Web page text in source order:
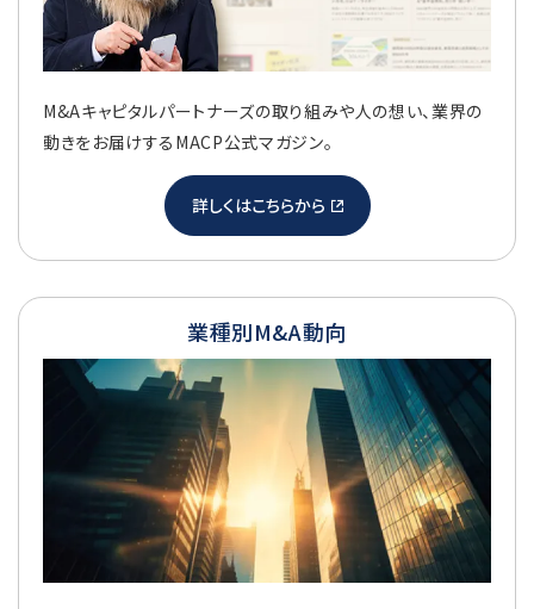
M&Aキャピタルパートナーズの取り組みや人の想い、業界の
動きをお届けするMACP公式マガジン。
詳しくはこちらから
業種別M&A動向